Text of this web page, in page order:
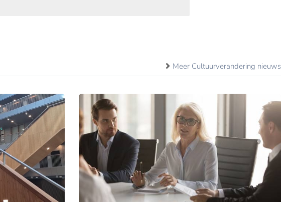
Meer Cultuurverandering nieuws